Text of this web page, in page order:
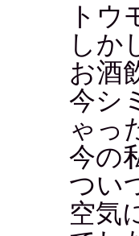
トウ
しか
お酒
今シ
ゃっ
今の
つい
空気